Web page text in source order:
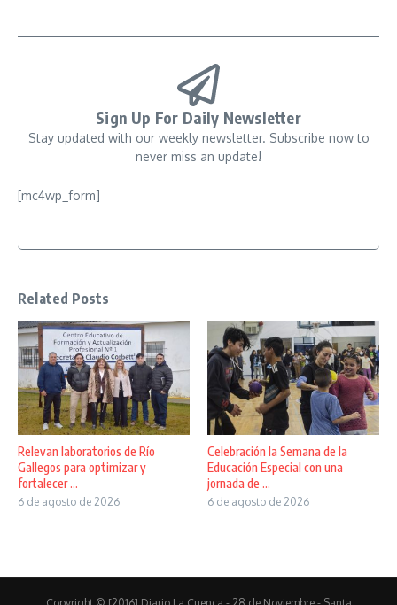
Sign Up For Daily Newsletter
Stay updated with our weekly newsletter. Subscribe now to
never miss an update!
[mc4wp_form]
Related Posts
Relevan laboratorios de Río
Gallegos para optimizar y
fortalecer ...
6 de agosto de 2026
Celebración la Semana de la
Educación Especial con una
jornada de ...
6 de agosto de 2026